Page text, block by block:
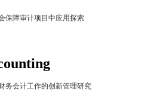
保障审计项目中应用探索
务会计工作的创新管理研究